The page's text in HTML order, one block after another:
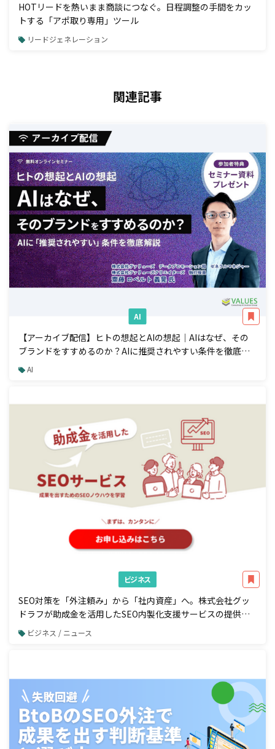
HOTリードを熱いまま商談につなぐ。日程調整の手間をカッ
トする「アポ取り専用」ツール
リードジェネレーション
関連記事
AI
【アーカイブ配信】ヒトの想起とAIの想起｜AIはなぜ、その
ブランドをすすめるのか？AIに推奨されやすい条件を徹底解
説 AI
ビジネス
SEO対策を「外注頼み」から「社内資産」へ。株式会社グッ
ドラフが助成金を活用したSEO内製化支援サービスの提供を
開始ビジネス / ニュース